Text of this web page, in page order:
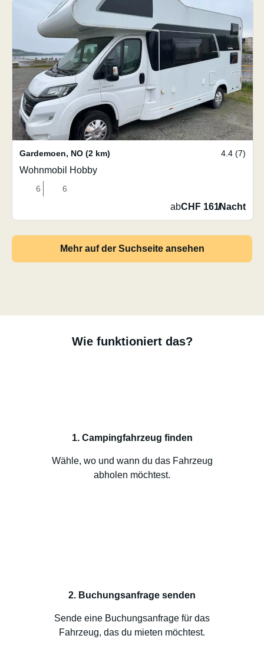
Gardemoen, NO (2 km) 4.4 (7)
Wohnmobil Hobby
6 6
abCHF 161/Nacht
Mehr auf der Suchseite ansehen
Wie funktioniert das?
1. Campingfahrzeug finden
Wähle, wo und wann du das Fahrzeug
abholen möchtest.
2. Buchungsanfrage senden
Sende eine Buchungsanfrage für das
Fahrzeug, das du mieten möchtest.